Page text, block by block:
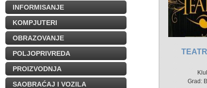
INFORMISANJE
KOMPJUTERI
OBRAZOVANJE
POLJOPRIVREDA
PROIZVODNJA
SAOBRAĆAJ I VOZILA
Grad: